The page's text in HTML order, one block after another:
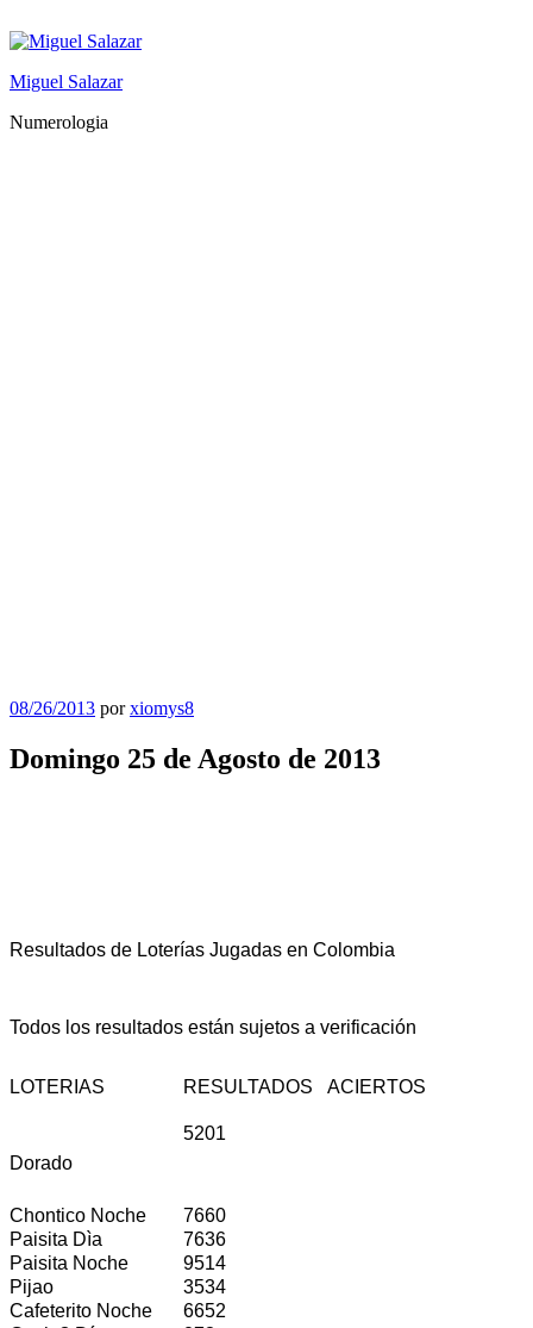
al
Miguel Salazar
Numerologia
Publicado
08/26/2013 porxiomys8
Domingo 25 de Agosto de 2013
Resultados de Loterías Jugadas en Colombia
Todos los resultados están sujetos a verificación
LOTERIAS RESULTADOS ACIERTOS
Dorado
5201
Chontico Noche
7660
Paisita Dìa
7636
Paisita Noche
9514
Pijao
3534
Cafeterito Noche
6652